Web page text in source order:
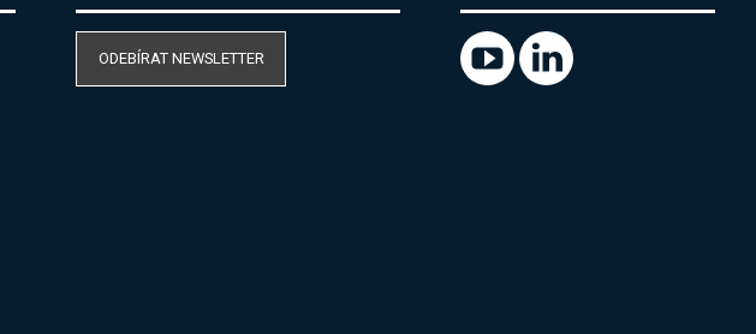
ODEBÍRAT NEWSLETTER